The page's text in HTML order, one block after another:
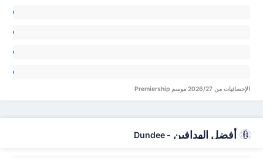
الإحصائيات من 2026/27 موسم Premiership
أفضل الهدافين -
Dundee